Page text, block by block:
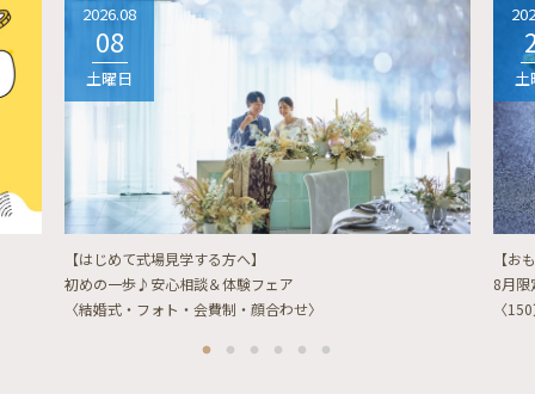
2026.08
08
土曜日
【はじめて式場見学する方へ】
初めの一歩♪安心相談＆体験フェア
〈結婚式・フォト・会費制・顔合わせ〉
土
【お
8月限
〈